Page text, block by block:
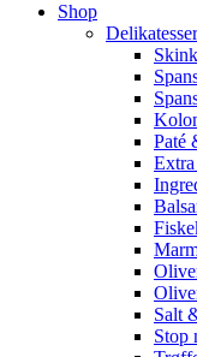
Shop
Delikatesser
Paté
Salt
Stop